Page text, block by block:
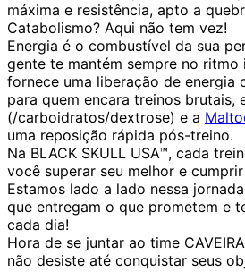
máxima e resistência, apto a
Catabolismo? Aqui não tem vez!
Energia é o combustível da sua
gente te mantém sempre no ritmo
fornece uma liberação de energia
para quem encara treinos brutais,
(/carboidratos/dextrose) e a
uma reposição rápida pós-treino.
Na BLACK SKULL USA™, cada
você superar seu melhor e
Estamos lado a lado nessa
que entregam o que prometem e
cada dia!
Hora de se juntar ao time
não desiste até conquistar seus